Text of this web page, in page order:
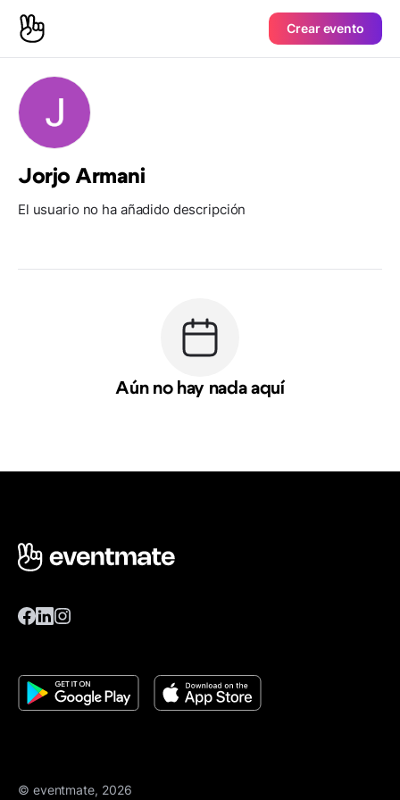
Crear evento
Jorjo Armani
El usuario no ha añadido descripción
Aún no hay nada aquí
© eventmate, 2026